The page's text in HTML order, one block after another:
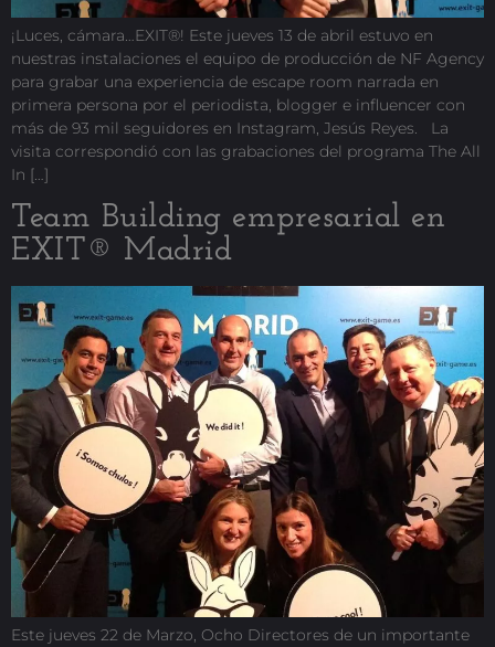
¡Luces, cámara…EXIT®! Este jueves 13 de abril estuvo en
nuestras instalaciones el equipo de producción de NF Agency
para grabar una experiencia de escape room narrada en
primera persona por el periodista, blogger e influencer con
más de 93 mil seguidores en Instagram, Jesús Reyes. La
visita correspondió con las grabaciones del programa The All
In […]
Team Building empresarial en
EXIT® Madrid
Este jueves 22 de Marzo, Ocho Directores de un importante